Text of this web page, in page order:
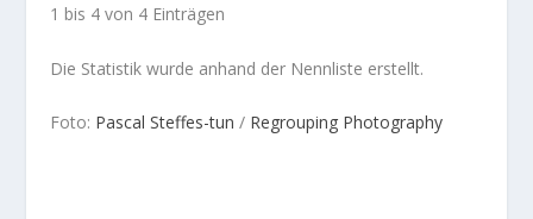
1 bis 4 von 4 Einträgen
Die Statistik wurde anhand der Nennliste erstellt.
Foto: Pascal Steffes-tun / Regrouping Photography